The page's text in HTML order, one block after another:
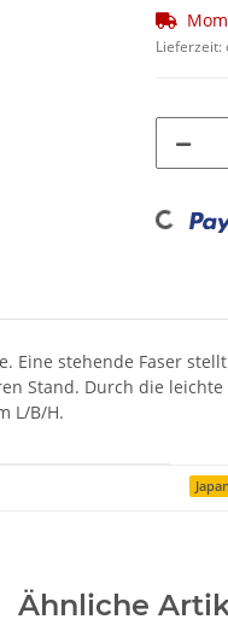
Lieferzeit:
Loading...
Eine stehende Faser
Stand. Durch die
L/B/H.
Ähnliche